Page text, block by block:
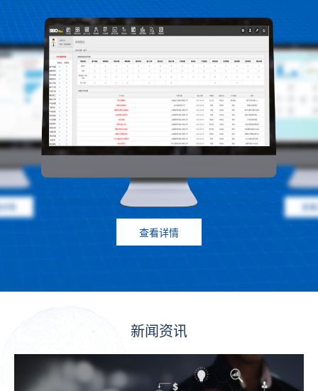
查看详情
查看详情
看详情
新闻资讯